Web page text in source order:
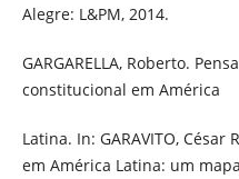
Alegre: L&PM, 2014.
GARGARELLA, Roberto.
constitucional em América
Latina. In: GARAVITO,
em América Latina: um